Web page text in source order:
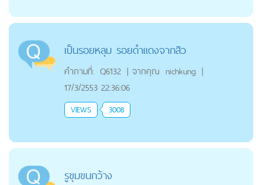
เป็นรอยหลุม รอยดำแดงจากสิว
คำถามที่: Q6132 | จากคุณ nichkung |
17/3/2553 22:36:06
VIEWS 3008
รูขุมขนกว้าง